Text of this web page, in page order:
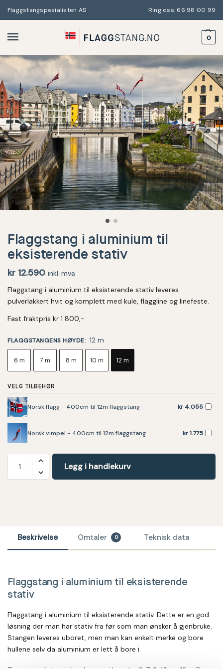
Flaggstangspesialisten AS Ring oss: 66 98 00 99
0
Flaggstang i aluminium til
eksisterende stativ
kr 12.590 inkl. mva
Flaggstang i aluminium til eksisterende stativ leveres
pulverlakkert hvit og komplett med kule, flaggline og linefeste.
Fast fraktpris kr 1 800,-
FLAGGSTANGENS HØYDE: 12 m
6 m 7 m 8 m 10 m 12 m
VELG TILBEHØR
Norsk flagg - 400cm til 12m flaggstang kr 4.055
Norsk vimpel - 400cm til 12m flaggstang kr1.775
Legg i handlekurv
Beskrivelse Omtaler 0 Teknisk data
Flaggstang i aluminium til eksisterende
stativ
Flaggstang i aluminium til eksisterende stativ. Dette er en god
løsning der man har stativ fra før som man ønsker å gjenbruke.
Stangen leveres uboret, men man kan enkelt merke og bore
hullene selv da aluminium er lett å bore i.